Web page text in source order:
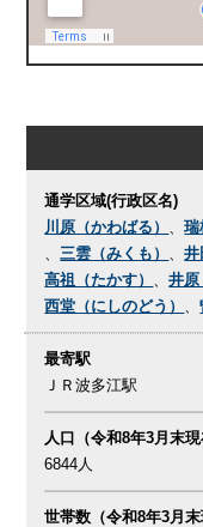
通学区域(行政区名)
川原（かわばる）
、瑞
三雲（みくも） 、井
高祖（たかす）
、井原
西堂（にしのどう）
、
最寄駅
ＪＲ波多江駅
人口（令和8年3月末
6844人
世帯数（令和8年3月